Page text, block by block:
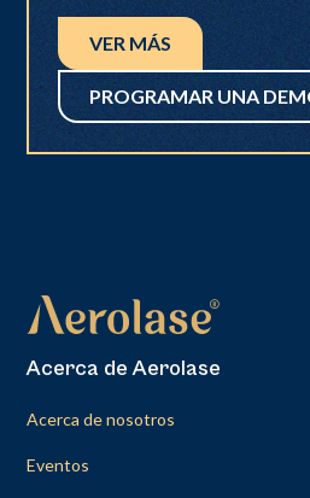
VER MÁS
PROGRAMAR UNA
Acerca de Aerolase
Acerca de nosotros
Eventos